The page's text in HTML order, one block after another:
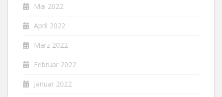
Mai 2022
April 2022
März 2022
Februar 2022
Januar 2022